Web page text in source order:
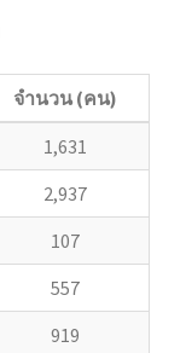
จำนวน (คน)
1,631
2,937
107
557
919